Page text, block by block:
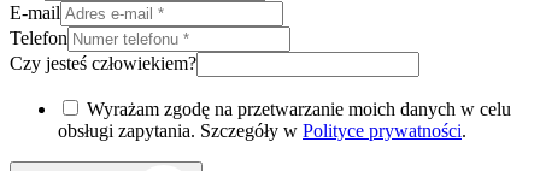
E-mail
Telefon
Czy jesteś człowiekiem?
Wyrażam zgodę na przetwarzanie moich danych w celu
obsługi zapytania. Szczegóły w Polityce prywatności.